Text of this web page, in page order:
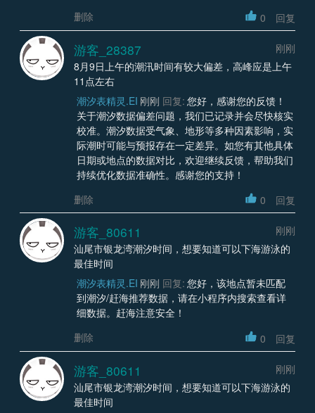
删除
0 回复
游客_28387
刚刚
8月9日上午的潮汛时间有较大偏差，高峰应是上午
11点左右
潮汐表精灵.EI 刚刚 回复: 您好，感谢您的反馈！
关于潮汐数据偏差问题，我们已记录并会尽快核实
校准。潮汐数据受气象、地形等多种因素影响，实
际潮时可能与预报存在一定差异。如您有其他具体
日期或地点的数据对比，欢迎继续反馈，帮助我们
持续优化数据准确性。感谢您的支持！
删除
0 回复
游客_80611
刚刚
汕尾市银龙湾潮汐时间，想要知道可以下海游泳的
最佳时间
潮汐表精灵.EI 刚刚 回复: 您好，该地点暂未匹配
到潮汐/赶海推荐数据，请在小程序内搜索查看详
细数据。赶海注意安全！
删除
0 回复
游客_80611
刚刚
汕尾市银龙湾潮汐时间，想要知道可以下海游泳的
最佳时间